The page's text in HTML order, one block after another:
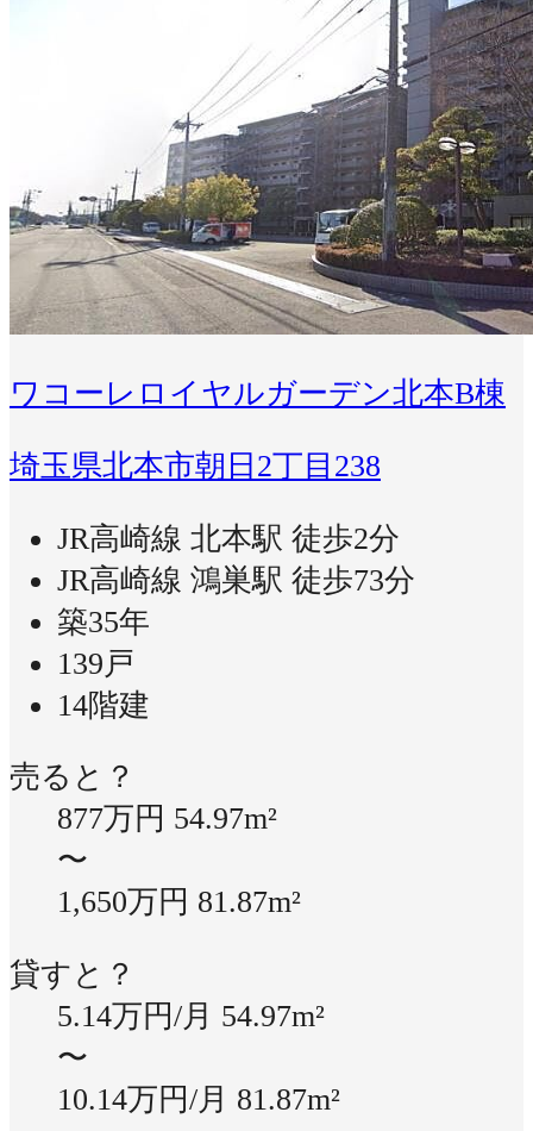
ワコーレロイヤルガーデン北本B棟
埼玉県北本市朝日2丁目238
JR高崎線 北本駅 徒歩2分
JR高崎線 鴻巣駅 徒歩73分
築35年
139戸
14階建
売ると？
877万円 54.97m²
〜
1,650万円 81.87m²
貸すと？
5.14万円/月 54.97m²
〜
10.14万円/月 81.87m²